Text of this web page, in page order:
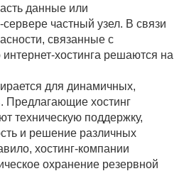
данные или
частный узел. В связи
связанные с
хостинга решаются на
для динамичных,
Предлагающие хостинг
техническую поддержку,
и решение различных
хостинг-компании
охранение резервной